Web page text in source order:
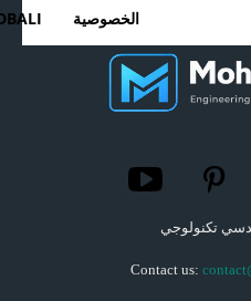
الخصوصية
تكنولوجي
Contact us: